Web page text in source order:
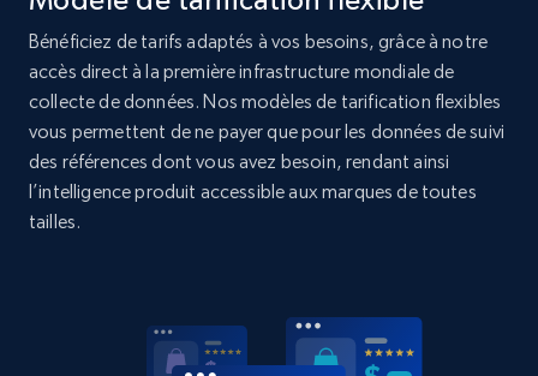
2.1K+ 375+ Commencer
Amazon products global dataset - Collects
products by best sellers category URL
375+ Commencer
Bénéficiez de tarifs adaptés à vos besoins, grâce à notre
accès direct à la première infrastructure mondiale de
collecte de données. Nos modèles de tarification flexibles
vous permettent de ne payer que pour les données de suivi
des références dont vous avez besoin, rendant ainsi
l’intelligence produit accessible aux marques de toutes
tailles.